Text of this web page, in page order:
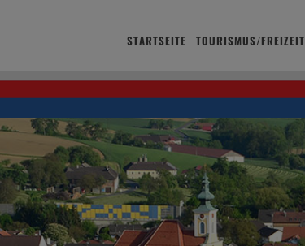
STARTSEITE TOURISMUS/FREIZEIT